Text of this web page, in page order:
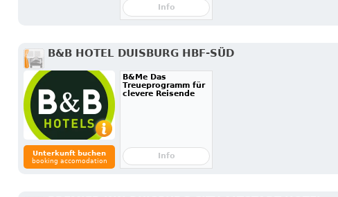
Info
B&B HOTEL DUISBURG HBF-SÜD
Unterkunft buchen
booking accomodation
B&Me Das
Treueprogramm für
clevere Reisende
Info